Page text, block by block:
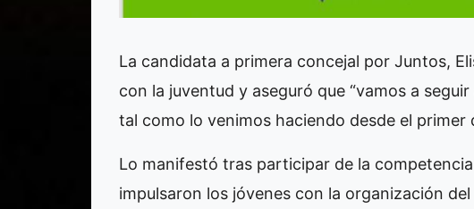
La candidata a primera concejal por Juntos,
con la juventud y aseguró que “vamos a
tal como lo venimos haciendo desde el primer
Lo manifestó tras participar de la
impulsaron los jóvenes con la organización